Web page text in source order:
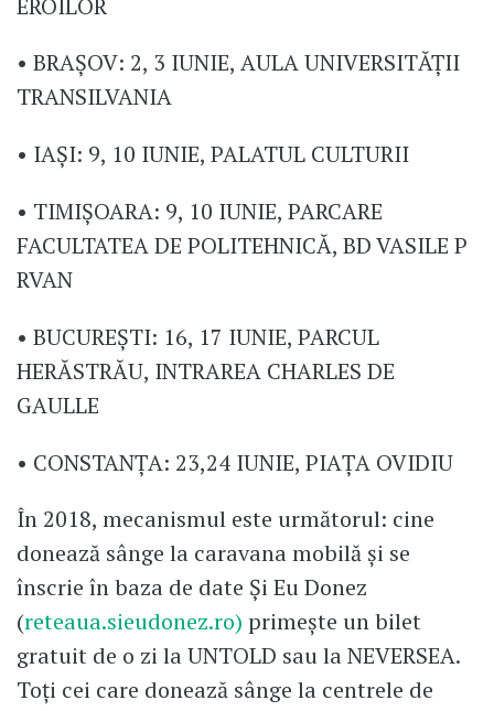
• BRAȘOV: 2, 3 IUNIE, AULA UNIVERSITĂȚII
TRANSILVANIA
• IAȘI: 9, 10 IUNIE, PALATUL CULTURII
• TIMIȘOARA: 9, 10 IUNIE, PARCARE
FACULTATEA DE POLITEHNICĂ, BD VASILE P
RVAN
• BUCUREȘTI: 16, 17 IUNIE, PARCUL
HERĂSTRĂU, INTRAREA CHARLES DE
GAULLE
• CONSTANȚA: 23,24 IUNIE, PIAȚA OVIDIU
În 2018, mecanismul este următorul: cine
donează sânge la caravana mobilă și se
înscrie în baza de date Și Eu Donez
(reteaua.sieudonez.ro) primește un bilet
gratuit de o zi la UNTOLD sau la NEVERSEA.
Toți cei care donează sânge la centrele de